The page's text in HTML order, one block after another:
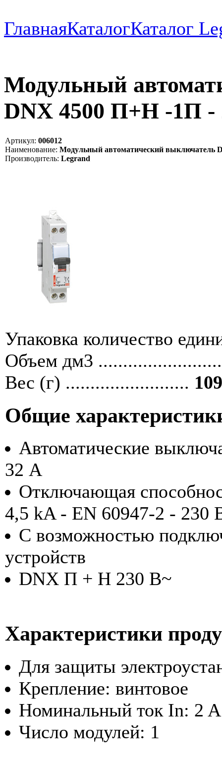
ГлавнаяКаталогКаталог
Модульный
DNX 4500 П+Н -1П -
Артикул: 006012
Наименование: Модульный автоматический выключатель
Производитель: Legrand
Упаковка количество
Объем дм3
Вес (г) .........................
Общие
Автоматические
32 А
Отключающая
4,5 kA - EN 60947-2 - 230
С возможностью
устройств
DNX П + Н 230 В~
Характеристики
Для защиты
Крепление: винтовое
Номинальный ток In: 2 A
Число модулей: 1